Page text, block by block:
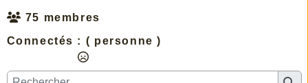
75 membres
Connectés : ( personne )